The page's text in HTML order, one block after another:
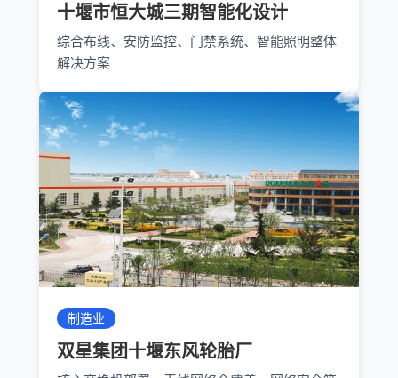
十堰市恒大城三期智能化设计
综合布线、安防监控、门禁系统、智能照明整体
解决方案
制造业
双星集团十堰东风轮胎厂